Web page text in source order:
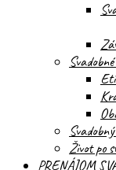
Život po
PRENÁJOM